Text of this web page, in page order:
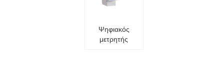
Ψηφιακός
μετρητής